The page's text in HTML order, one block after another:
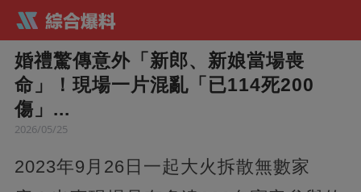
婚禮驚傳意外「新郎、新娘當場喪
命」！現場一片混亂「已114死200
傷」...
2026/05/25
2023年9月26日一起大火拆散無數家